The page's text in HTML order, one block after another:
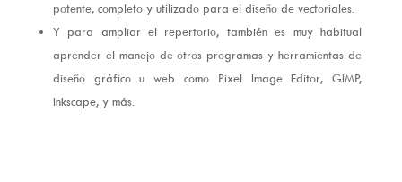
potente, completo y utilizado para el diseño de vectoriales.
Y para ampliar el repertorio, también es muy habitual
aprender el manejo de otros programas y herramientas de
diseño gráfico u web como Pixel Image Editor, GIMP,
Inkscape, y más.